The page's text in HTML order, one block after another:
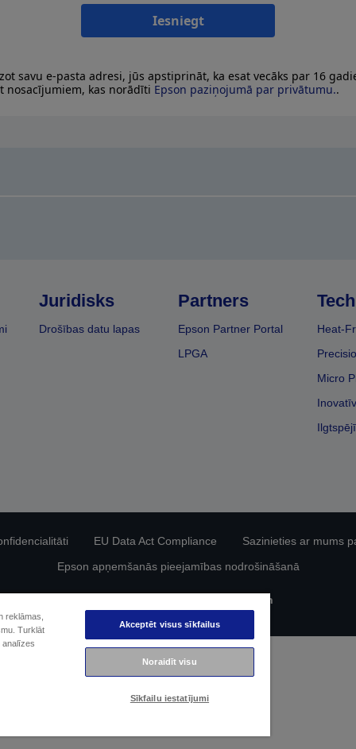
Iesniegt
savu e-pasta adresi, jūs apstiprināt, ka esat vecāks par 16
nosacījumiem, kas norādīti Epson paziņojumā par privātumu..
Juridisks
Drošības datu lapas
Partners
Epson Partner Portal
LPGA
Heat-
Micro
EU Data Act Compliance
Sazinieties ar mums
Epson apņemšanās pieejamības nodrošināšanā
Autortiesības (c) 2026 Seiko Epson
reklāmas,
Turklāt
analīzes
Akceptēt visus sīkfailus
Noraidīt visu
Sīkfailu iestatījumi